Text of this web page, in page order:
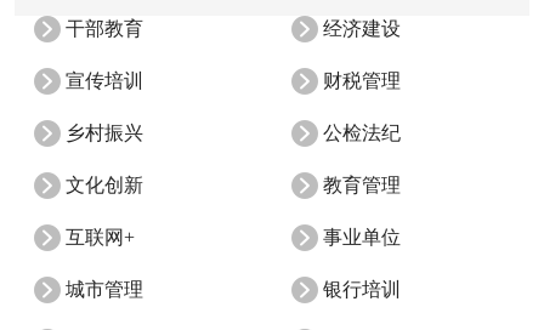
干部教育 经济建设
宣传培训 财税管理
乡村振兴 公检法纪
文化创新 教育管理
互联网+ 事业单位
城市管理 银行培训